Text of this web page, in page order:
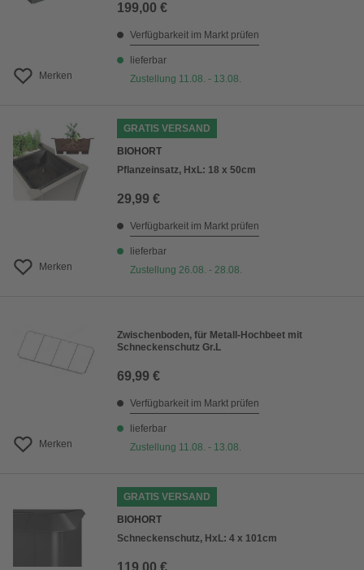
Merken
199,00 €
Verfügbarkeit im Markt prüfen
lieferbar
Zustellung 11.08. - 13.08.
Merken
GRATIS VERSAND
BIOHORT
Pflanzeinsatz, HxL: 18 x 50cm
29,99 €
Verfügbarkeit im Markt prüfen
lieferbar
Zustellung 26.08. - 28.08.
Merken
Zwischenboden, für Metall-Hochbeet mit
Schneckenschutz Gr.L
69,99 €
Verfügbarkeit im Markt prüfen
lieferbar
Zustellung 11.08. - 13.08.
GRATIS VERSAND
BIOHORT
Schneckenschutz, HxL: 4 x 101cm
119,00 €